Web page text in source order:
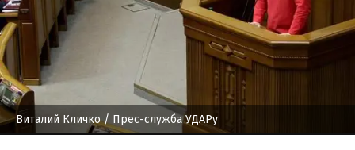
Виталий Кличко/ Прес-служба УДАРу